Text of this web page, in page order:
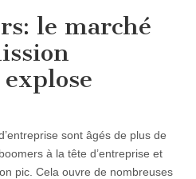
le marché
sont âgés de plus de
à la tête d’entreprise et
pic. Cela ouvre de nombreuses